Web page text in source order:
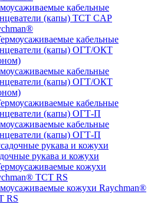
кабельные
(капы) ТCT CAP
кабельные
(капы) ОГТ/ОКТ
кабельные
(капы) ОГТ-П
рукава и кожухи
кожухи Raychman®
RS